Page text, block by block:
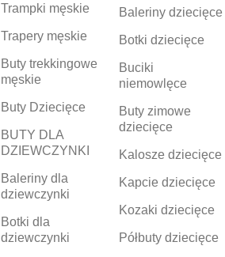
Trampki męskie
Trapery męskie
Buty trekkingowe
męskie
Buty Dziecięce
BUTY DLA
DZIEWCZYNKI
Baleriny dla
dziewczynki
Botki dla
dziewczynki
Baleriny dziecięce
Botki dziecięce
Buciki
niemowlęce
Buty zimowe
dziecięce
Kalosze dziecięce
Kapcie dziecięce
Kozaki dziecięce
Półbuty dziecięce